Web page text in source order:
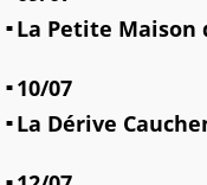
La Petite Maison
10/07
La Dérive